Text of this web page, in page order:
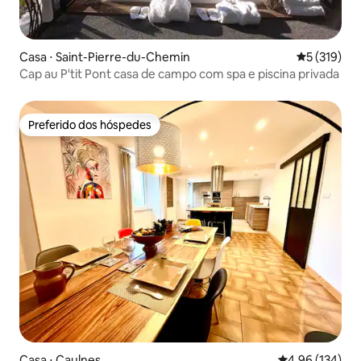
Casa ⋅ Saint-Pierre-du-Chemin 5 de uma
5 (319)
Cap au P'tit Pont casa de campo com spa e piscina privada
Preferido dos hóspedes
Preferido dos hóspedes